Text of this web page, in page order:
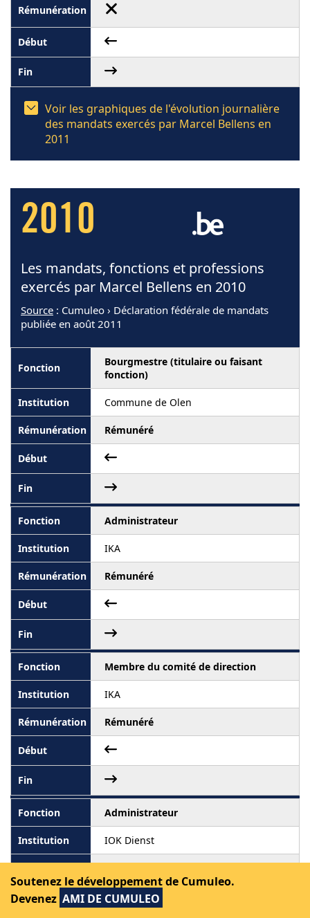
Voir les graphiques de l'évolution journalière
des mandats exercés par Marcel Bellens en
2011
2010
Les mandats, fonctions et professions
exercés par Marcel Bellens en 2010
Source : Cumuleo › Déclaration fédérale de mandats
publiée en août 2011
Bourgmestre (titulaire ou faisant
fonction)
Commune de Olen
Rémunéré
Administrateur
IKA
Rémunéré
Membre du comité de direction
IKA
Rémunéré
Administrateur
IOK Dienst
Soutenez le développement de Cumuleo.
Devenez AMI DE CUMULEO